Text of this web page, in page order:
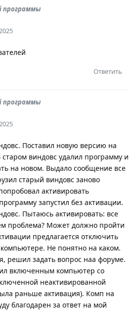
программы
Ответить
программы
Поставил новую версию на
виндовс удалил программу и
на новом. Выдало сообщение все
старый виндовс заново
активировать
запустил без активации.
Пытаюсь активировать: все
проблема? Может должно пройти
предлагается отключить
Не понятно на каком.
решил задать вопрос наа форуме.
включенным компьютер со
неактивированной
раньше активация). Комп на
благодарен за ответ на мой